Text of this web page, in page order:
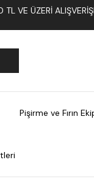
VE ÜZERI
Pişirme ve Fırın